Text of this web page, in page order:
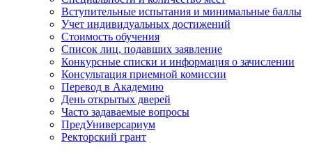
Вступительные испытания и минимальные баллы
Учет индивидуальных достижений
Стоимость обучения
Список лиц, подавших заявление
Конкурсные списки и информация о зачислении
Консультация приемной комиссии
Перевод в Академию
День открытых дверей
Часто задаваемые вопросы
ПредУниверсариум
Ректорский грант